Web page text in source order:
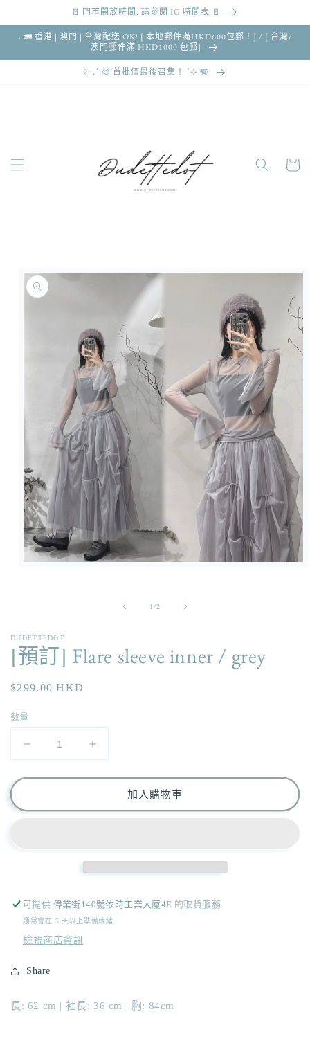
🚪 門市開放時間: 請參閱 IG 時間表 🚪
˖ 🚛 香港 | 澳門 | 台灣配送 OK! [ 本地郵件滿HKD600包郵！] / [ 台灣/
澳門郵件滿 HKD1000 包郵]
୧ ‧₊˚ 🍪 首批價最後召集！ ˚⊹ 🪗
物
略過產品
資訊
中
開
啟
媒
檔
1//2
DUDETTEDOT
[預訂] Flare sleeve inner / grey
定
$299.00 HKD
數量
inner
減
少
inner
數
增
加
加入購物車
可提供 偉業街140號依時工業大廈4E 的取貨服務
通常會在 5 天以上準備就緒
檢視商店資訊
Share
長: 62 cm | 袖長: 36 cm | 胸: 84cm